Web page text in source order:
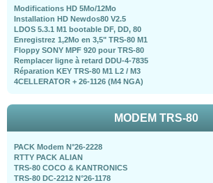
Modifications HD 5Mo/12Mo
Installation HD Newdos80 V2.5
LDOS 5.3.1 M1 bootable DF, DD, 80
Enregistrez 1,2Mo en 3,5" TRS-80 M1
Floppy SONY MPF 920 pour TRS-80
Remplacer ligne à retard DDU-4-7835
Réparation KEY TRS-80 M1 L2 / M3
4CELLERATOR + 26-1126 (M4 NGA)
MODEM TRS-80
PACK Modem N°26-2228
RTTY PACK ALIAN
TRS-80 COCO & KANTRONICS
TRS-80 DC-2212 N°26-1178